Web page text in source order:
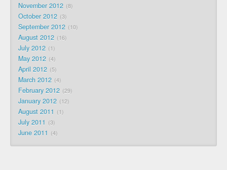
November 2012 8
October 2012 3
September 2012 10
August 2012 16
July 2012 1
May 2012 4
April 2012 5
March 2012 4
February 2012 29
January 2012 12
August 2011 1
July 2011 3
June 2011 4